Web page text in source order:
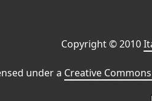
Copyright © 2010
under a Creative